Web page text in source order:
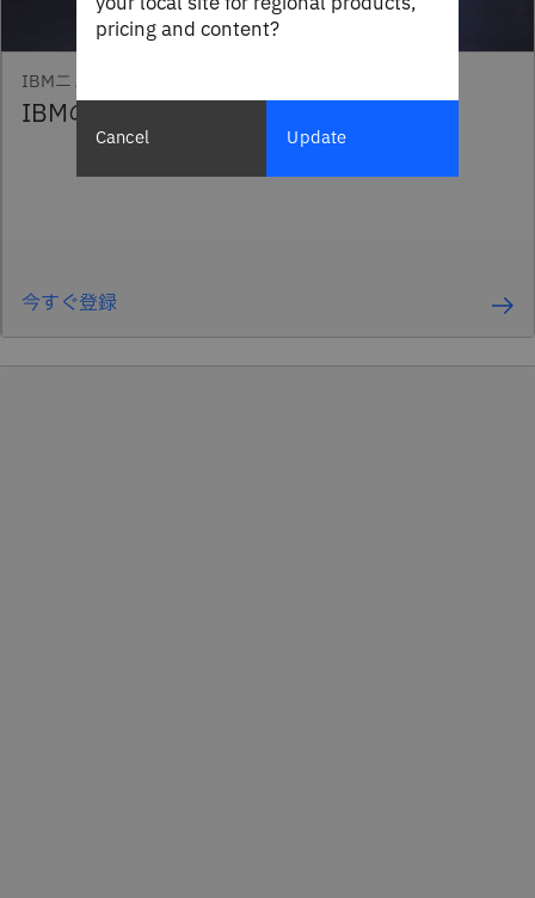
IBMニュースレター
IBMの最新情報をメールでお届けします
今すぐ登録
pricing and content?
Cancel Update